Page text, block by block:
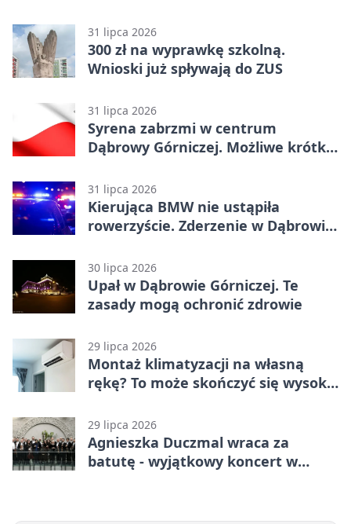
31 lipca 2026
300 zł na wyprawkę szkolną.
Wnioski już spływają do ZUS
31 lipca 2026
Syrena zabrzmi w centrum
Dąbrowy Górniczej. Możliwe krótkie
31 lipca 2026
Kierująca BMW nie ustąpiła
rowerzyście. Zderzenie w Dąbrowie
30 lipca 2026
Upał w Dąbrowie Górniczej. Te
zasady mogą ochronić zdrowie
29 lipca 2026
Montaż klimatyzacji na własną
rękę? To może skończyć się wysoką
29 lipca 2026
Agnieszka Duczmal wraca za
batutę - wyjątkowy koncert w